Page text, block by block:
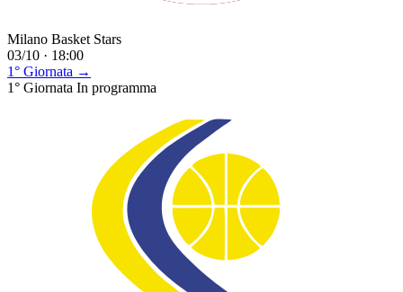
Milano Basket Stars
03/10 · 18:00
1° Giornata →
1° Giornata In programma